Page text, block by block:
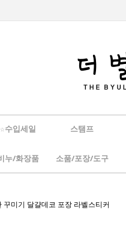
☆수입세일 스탬프
누/화장품 소품/포장/도구
미기 달걀데코 포장 라벨스티커